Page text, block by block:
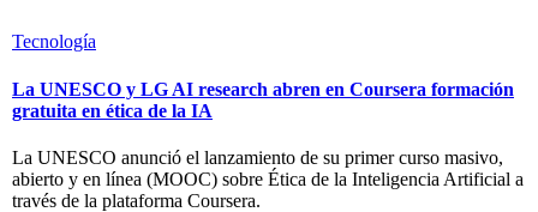
Tecnología
La UNESCO y LG AI research abren en Coursera formación
gratuita en ética de la IA
La UNESCO anunció el lanzamiento de su primer curso masivo,
abierto y en línea (MOOC) sobre Ética de la Inteligencia Artificial a
través de la plataforma Coursera.